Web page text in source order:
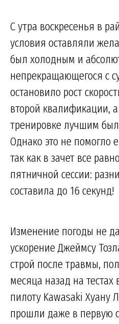
С утра воскресенья в
условия оставляли
был холодным и
непрекращающегося с
остановило рост
второй квалификации,
тренировке лучшим
Однако это не помогло
так как в зачет все
пятничной сессии:
составила до 16 секунд!
Изменение погоды не
ускорение Джеймсу
строй после травмы,
месяца назад на тестах
пилоту Kawasaki Хуану
прошли даже в первую